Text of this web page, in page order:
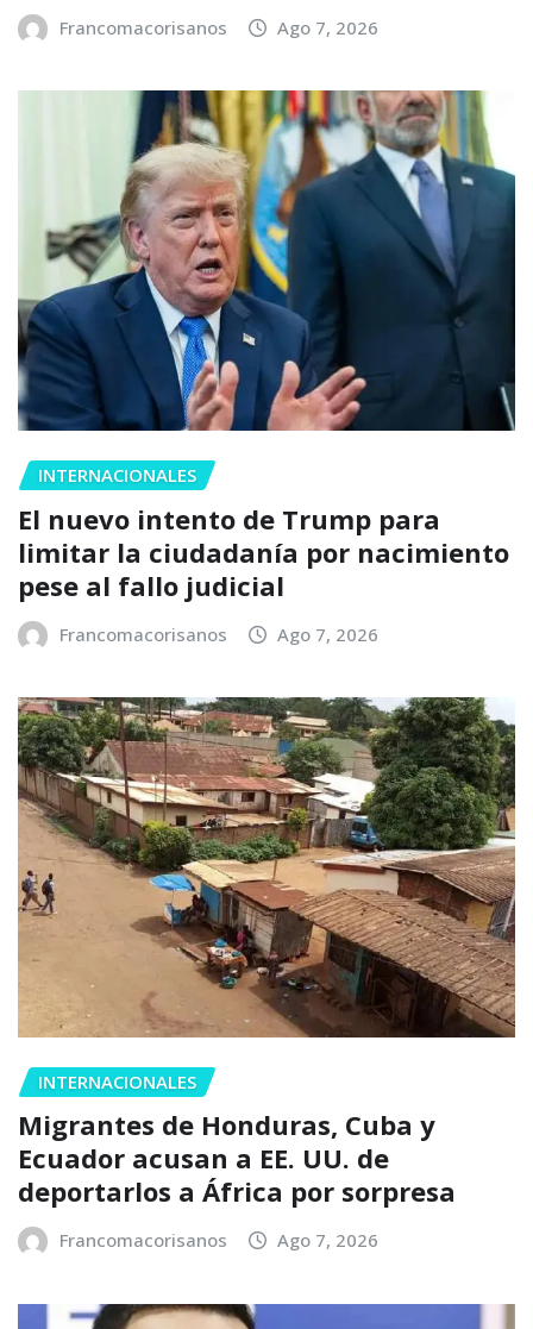
Francomacorisanos Ago 7, 2026
INTERNACIONALES
El nuevo intento de Trump para
limitar la ciudadanía por nacimiento
pese al fallo judicial
Francomacorisanos Ago 7, 2026
INTERNACIONALES
Migrantes de Honduras, Cuba y
Ecuador acusan a EE. UU. de
deportarlos a África por sorpresa
Francomacorisanos Ago 7, 2026